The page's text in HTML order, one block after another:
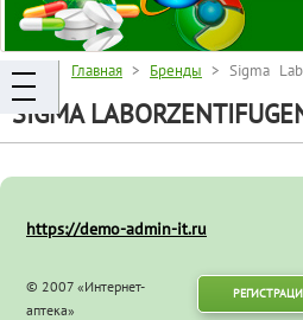
Главная > Бренды > Sigma
SIGMA
https://demo-admin-it.ru
© 2007 «Интернет-
аптека»